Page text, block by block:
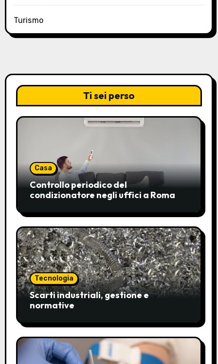
Turismo
Ti sei perso
Casa
Controllo periodico del
condizionatore negli uffici a Roma
Tecnologia
Scarti industriali, gestione e
normative